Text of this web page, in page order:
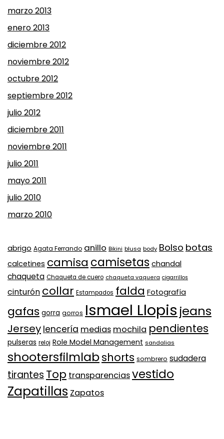
marzo 2013
enero 2013
diciembre 2012
noviembre 2012
octubre 2012
septiembre 2012
julio 2012
diciembre 2011
noviembre 2011
julio 2011
mayo 2011
julio 2010
marzo 2010
abrigo Agata Ferrando anillo Bikini blusa body Bolso botas
calcetines camisa camisetas chandal
chaqueta Chaqueta de cuero chaqueta vaquera cigarrillos
cinturón collar Estampados falda Fotografía
gafas gorra gorros Ismael Llopis jeans
Jersey lencería medias mochila pendientes
pulseras reloj Role Model Management sandalias
shootersfilmlabshorts sombrero sudadera
tirantes Top transparenciasvestido
Zapatillas Zapatos